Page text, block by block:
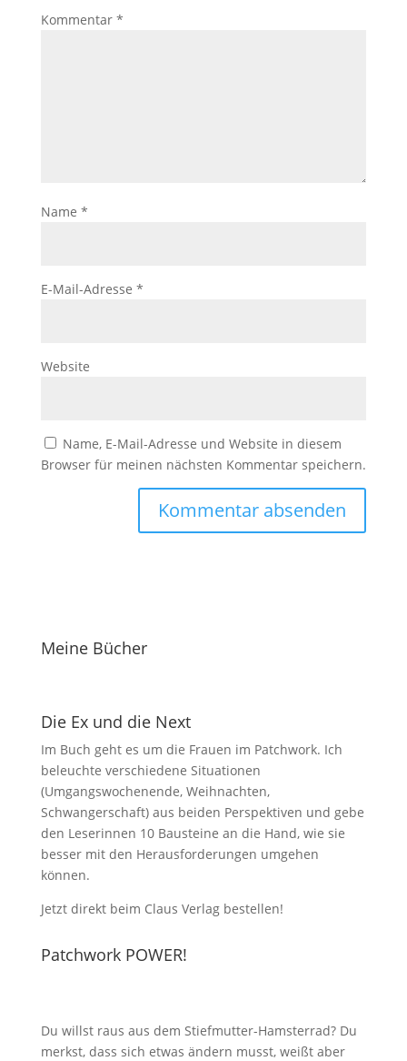
Kommentar *
Name *
E-Mail-Adresse *
Website
Name, E-Mail-Adresse und Website in diesem
Browser für meinen nächsten Kommentar speichern.
Meine Bücher
Die Ex und die Next
Im Buch geht es um die Frauen im Patchwork. Ich
beleuchte verschiedene Situationen
(Umgangswochenende, Weihnachten,
Schwangerschaft) aus beiden Perspektiven und gebe
den Leserinnen 10 Bausteine an die Hand, wie sie
besser mit den Herausforderungen umgehen
können.
Jetzt direkt beim Claus Verlag bestellen!
Patchwork POWER!
Du willst raus aus dem Stiefmutter-Hamsterrad? Du
merkst, dass sich etwas ändern musst, weißt aber